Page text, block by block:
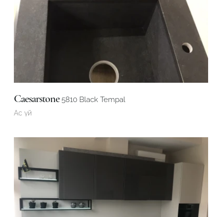
Caesarstone5810 Black Tempal
Ас үй